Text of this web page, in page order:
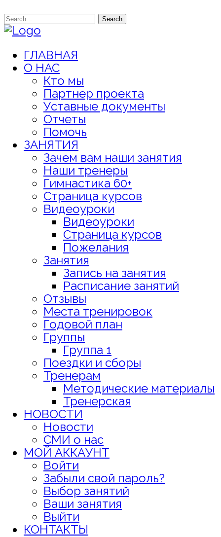
Search
ГЛАВНАЯ
О НАС
Кто мы
Партнер проекта
Уставные документы
Отчеты
Помочь
ЗАНЯТИЯ
Зачем вам наши занятия
Наши тренеры
Гимнастика 60+
Страница курсов
Видеоуроки
Видеоуроки
Страница курсов
Пожелания
Занятия
Запись на занятия
Расписание занятий
Отзывы
Места тренировок
Годовой план
Группы
Группа 1
Поездки и сборы
Тренерам
Методические материалы
Тренерская
НОВОСТИ
Новости
СМИ о нас
МОЙ АККАУНТ
Войти
Забыли свой пароль?
Выбор занятий
Ваши занятия
Выйти
КОНТАКТЫ